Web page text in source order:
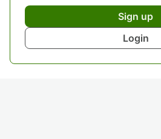
Sign up
Login